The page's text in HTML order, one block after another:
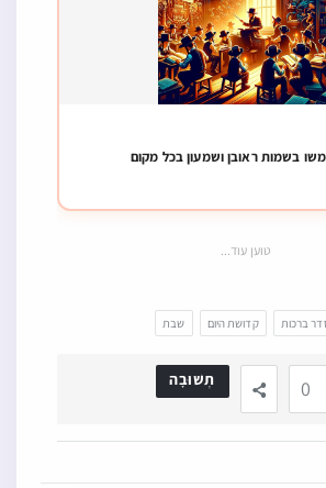
בשמות ראובן ושמעון בכל מקום
טוען עוד...
ברכות קדושת היום שבת
0 תְשׁוּבָה